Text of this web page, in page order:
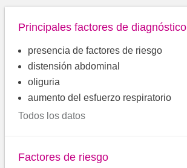
Principales factores de diagnóstico
presencia de factores de riesgo
distensión abdominal
oliguria
aumento del esfuerzo respiratorio
Todos los datos
Factores de riesgo